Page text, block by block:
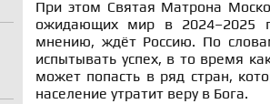
При этом Святая Матрона
ожидающих мир в 2024–2025
мнению, ждёт Россию. По
испытывать успех, в то время
может попасть в ряд стран,
население утратит веру в Бога.